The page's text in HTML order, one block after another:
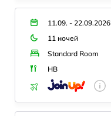
11.09. - 22.09.2026
11 ночей
Standard Room
HB